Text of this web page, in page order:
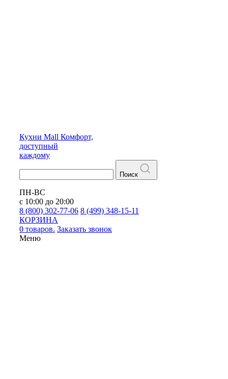
Кухни Mall Комфорт,
доступный
каждому
Поиск
ПН-ВС
с 10:00 до 20:00
8 (800) 302-77-06 8 (499) 348-15-11
КОРЗИНА
0 товаров. Заказать звонок
Меню